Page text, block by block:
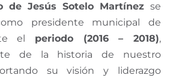
de Jesús Sotelo Martínez se
presidente municipal de
el periodo (2016 – 2018),
de la historia de nuestro
su visión y liderazgo